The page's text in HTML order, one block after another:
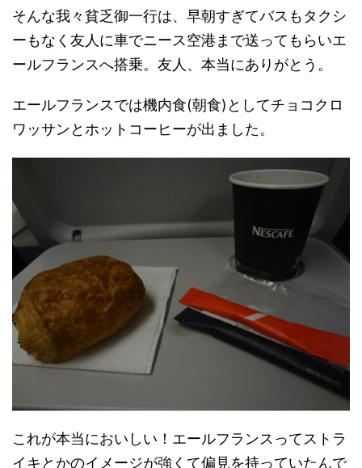
そんな我々貧乏御一行は、早朝すぎてバスもタクシ
ーもなく友人に車でニース空港まで送ってもらいエ
ールフランスへ搭乗。友人、本当にありがとう。
エールフランスでは機内食(朝食)としてチョコクロ
ワッサンとホットコーヒーが出ました。
これが本当においしい！エールフランスってストラ
イキとかのイメージが強くて偏見を持っていたんで